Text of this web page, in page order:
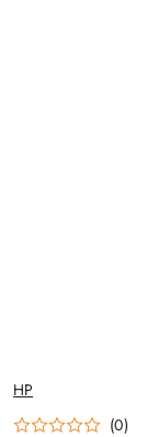
NAZWA
PRODUCENTA:
HP
(0)